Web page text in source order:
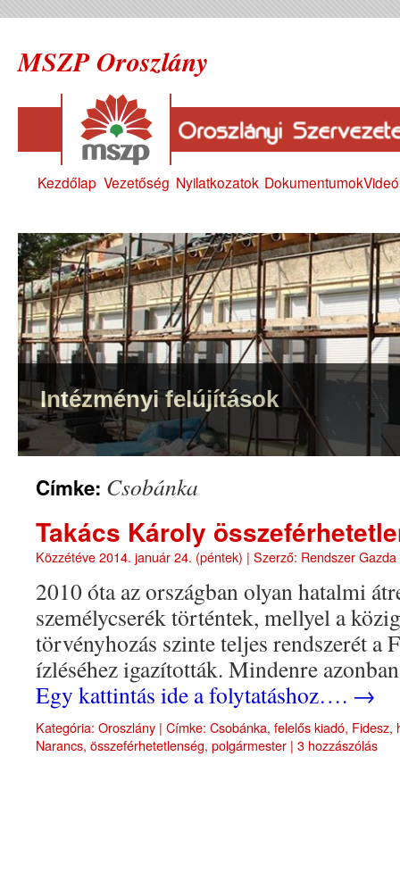
MSZP Oroszlány
Kezdőlap Vezetőség Nyilatkozatok Dokumentumok
Intézményi felújítások
Címke: Csobánka
Takács Károly
Közzétéve2014. január 24. (péntek) | Szerző: Rendszer Gazda
2010 óta az országban olyan hatalmi
személycserék történtek, mellyel a
törvényhozás szinte teljes rendszerét a
ízléséhez igazították. Mindenre
Egy kattintás ide a folytatáshoz…. →
Kategória: Oroszlány | Címke: Csobánka, felelős kiadó, Fidesz,
Narancs, összeférhetetlenség, polgármester | 3 hozzászólás